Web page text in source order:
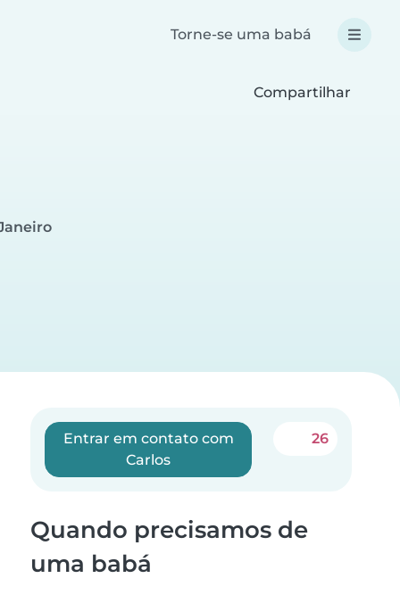
Torne-se uma babá
Compartilhar
Entrar em contato com
Carlos
26
Quando precisamos de
uma babá